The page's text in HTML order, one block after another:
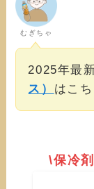
むぎちゃ
2025年最
ス） はこ
\保冷